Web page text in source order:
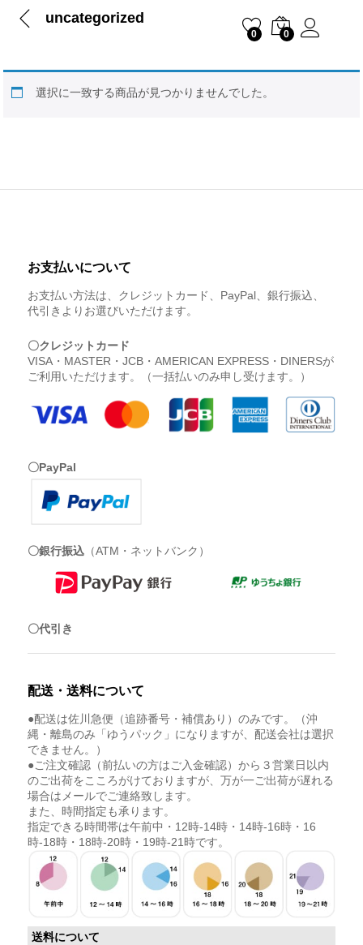
uncategorized
0 0
選択に一致する商品が見つかりませんでした。
お支払いについて
お支払い方法は、クレジットカード、PayPal、銀行振込、
代引きよりお選びいただけます。
〇クレジットカード
VISA・MASTER・JCB・AMERICAN EXPRESS・DINERSが
ご利用いただけます。（一括払いのみ申し受けます。）
〇PayPal
〇銀行振込 （ATM・ネットバンク）
〇代引き
配送・送料について
●配送は佐川急便（追跡番号・補償あり）のみです。（沖
縄・離島のみ「ゆうパック」になりますが、配送会社は選択
できません。）
●ご注文確認（前払いの方はご入金確認）から３営業日以内
のご出荷をこころがけておりますが、万が一ご出荷が遅れる
場合はメールでご連絡致します。
また、時間指定も承ります。
指定できる時間帯は午前中・12時-14時・14時-16時・16
時-18時・18時-20時・19時-21時です。
送料について